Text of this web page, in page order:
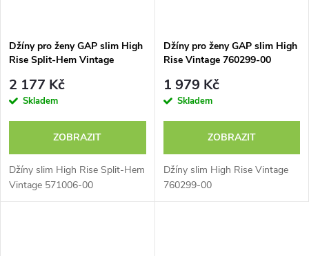
Džíny pro ženy GAP slim High
Rise Split-Hem Vintage
2 177 Kč
Skladem
ZOBRAZIT
Džíny slim High Rise Split-Hem
Vintage 571006-00
Džíny pro ženy GAP slim High
Rise Vintage 760299-00
1 979 Kč
Skladem
ZOBRAZIT
Džíny slim High Rise Vintage
760299-00